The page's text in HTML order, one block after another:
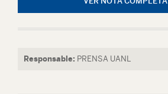
Responsable: PRENSA UANL